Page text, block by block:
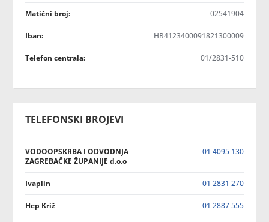
Matični broj: 02541904
Iban: HR4123400091821300009
Telefon centrala: 01/2831-510
TELEFONSKI BROJEVI
VODOOPSKRBA I ODVODNJA
ZAGREBAČKE ŽUPANIJE d.o.o
01 4095 130
Ivaplin 01 2831 270
Hep Križ 01 2887 555